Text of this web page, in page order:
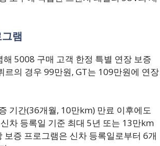
램
5008 구매 고객 한정 특별 연장 보증
르의 경우 99만원, GT는 109만원에 연장
기간(36개월, 10만km) 만료 이후에도
차 등록일 기준 최대 5년 또는 13만km
보증 프로그램은 신차 등록일로부터 6개